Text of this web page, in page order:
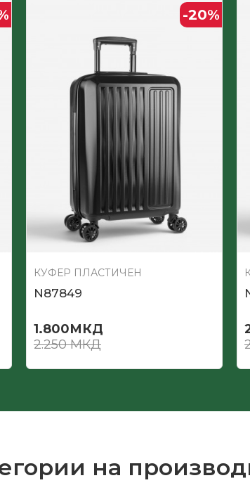
-20%
КУФЕР ПЛАСТИЧЕН
N87849
1.800МКД
2.250МКД
на